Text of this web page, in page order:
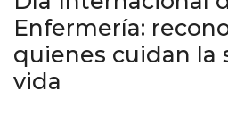
Enfermería:
quienes cuidan la
vida